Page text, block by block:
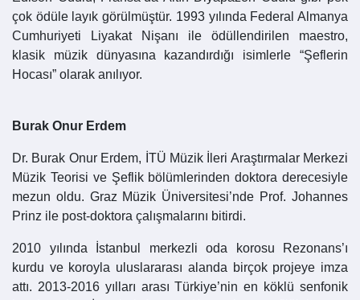
çok ödüle layık görülmüştür. 1993 yılında Federal Almanya
Cumhuriyeti Liyakat Nişanı ile ödüllendirilen maestro,
klasik müzik dünyasına kazandırdığı isimlerle “Şeflerin
Hocası” olarak anılıyor.
Burak Onur Erdem
Dr. Burak Onur Erdem, İTÜ Müzik İleri Araştırmalar Merkezi
Müzik Teorisi ve Şeflik bölümlerinden doktora derecesiyle
mezun oldu. Graz Müzik Üniversitesi’nde Prof. Johannes
Prinz ile post-doktora çalışmalarını bitirdi.
2010 yılında İstanbul merkezli oda korosu Rezonans’ı
kurdu ve koroyla uluslararası alanda birçok projeye imza
attı. 2013-2016 yılları arası Türkiye’nin en köklü senfonik